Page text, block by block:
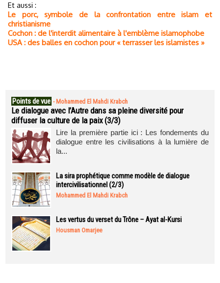
Et aussi :
Le porc, symbole de la confrontation entre islam et
christianisme
Cochon : de l'interdit alimentaire à l'emblème islamophobe
USA : des balles en cochon pour « terrasser les islamistes »
Points de vue - Mohammed El Mahdi Krabch
Le dialogue avec l’Autre dans sa pleine diversité pour
diffuser la culture de la paix (3/3)
Lire la première partie ici : Les fondements du
dialogue entre les civilisations à la lumière de
la...
La sira prophétique comme modèle de dialogue
intercivilisationnel (2/3)
Mohammed El Mahdi Krabch
Les vertus du verset du Trône – Ayat al-Kursi
Housman Omarjee